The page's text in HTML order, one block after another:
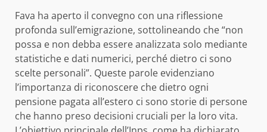
Fava ha aperto il convegno con una riflessione
profonda sull’emigrazione, sottolineando che “non
possa e non debba essere analizzata solo mediante
statistiche e dati numerici, perché dietro ci sono
scelte personali”. Queste parole evidenziano
l’importanza di riconoscere che dietro ogni
pensione pagata all’estero ci sono storie di persone
che hanno preso decisioni cruciali per la loro vita.